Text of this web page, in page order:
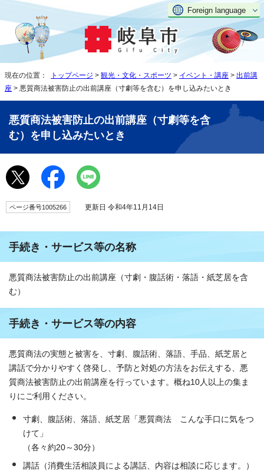
Foreign language
現在の位置： トップページ > 観光・文化・スポーツ > イベント・講座 > 出前講
座 > 悪質商法被害防止の出前講座（寸劇等を含む）を申し込みたいとき
悪質商法被害防止の出前講座（寸劇等を含
む）を申し込みたいとき
ページ番号1005266 更新日 令和4年11月14日
手続き・サービス等の名称
悪質商法被害防止の出前講座（寸劇・腹話術・落語・紙芝居を含
む）
手続き・サービス等の内容
悪質商法の実態と被害を、寸劇、腹話術、落語、手品、紙芝居と
講話で分かりやすく啓発し、予防と対処の方法をお伝えする、悪
質商法被害防止の出前講座を行っています。概ね10人以上の集ま
りにご利用ください。
寸劇、腹話術、落語、紙芝居「悪質商法 こんな手口に気をつ
けて」
（各々約20～30分）
講話（消費生活相談員による講話、内容は相談に応じます。）